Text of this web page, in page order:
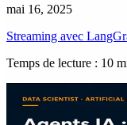
mai 16, 2025
Streaming avec
Temps de lecture : 10